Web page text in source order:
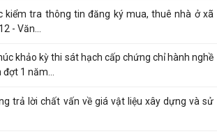
kiểm tra thông tin đăng ký mua, thuê nhà ở xã
- Văn...
khảo kỳ thi sát hạch cấp chứng chỉ hành nghề
1 năm...
trả lời chất vấn về giá vật liệu xây dựng và sử